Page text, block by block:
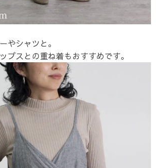
やシャツと。
プスとの重ね着もおすすめです。